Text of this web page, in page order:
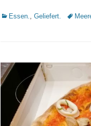
Kategorien
Essen. Geliefert.